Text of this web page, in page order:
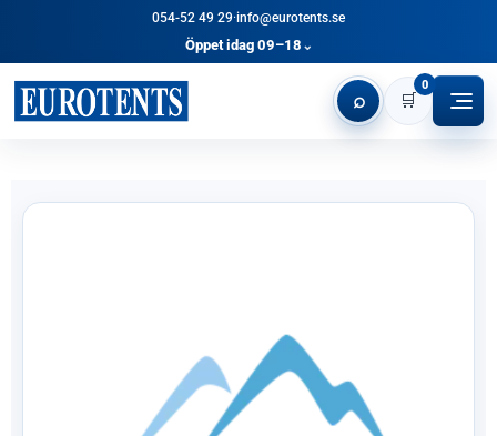
054-52 49 29·info@eurotents.se
Öppet idag 09–18 ⌄
⌕ 🛒
0